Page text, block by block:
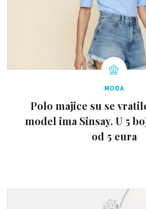
MODA
Polo majice su se
model ima Sinsay. U 5
od 5 eura